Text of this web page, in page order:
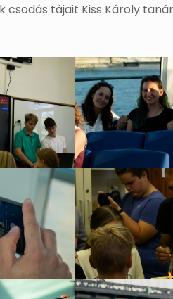
tájait Kiss Károly